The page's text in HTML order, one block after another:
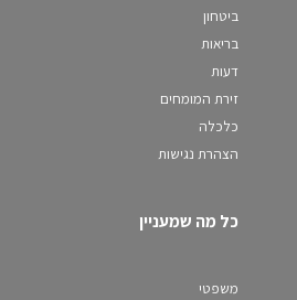
ביטחון
בריאות
דעות
זירת המומחים
כלכלה
הצהרת נגישות
כל מה שמעניין
משפטי